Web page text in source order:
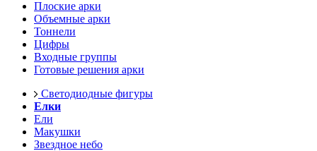
Плоские арки
Объемные арки
Тоннели
Цифры
Входные группы
Готовые решения арки
Светодиодные фигуры
Елки
Ели
Макушки
Звездное небо